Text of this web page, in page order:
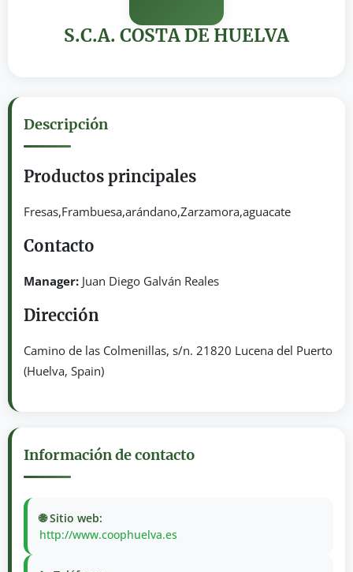
S.C.A. COSTA DE HUELVA
Descripción
Productos principales
Fresas,Frambuesa,arándano,Zarzamora,aguacate
Contacto
Manager: Juan Diego Galván Reales
Dirección
Camino de las Colmenillas, s/n. 21820 Lucena del Puerto
(Huelva, Spain)
Información de contacto
🌐 Sitio web:
http://www.coophuelva.es